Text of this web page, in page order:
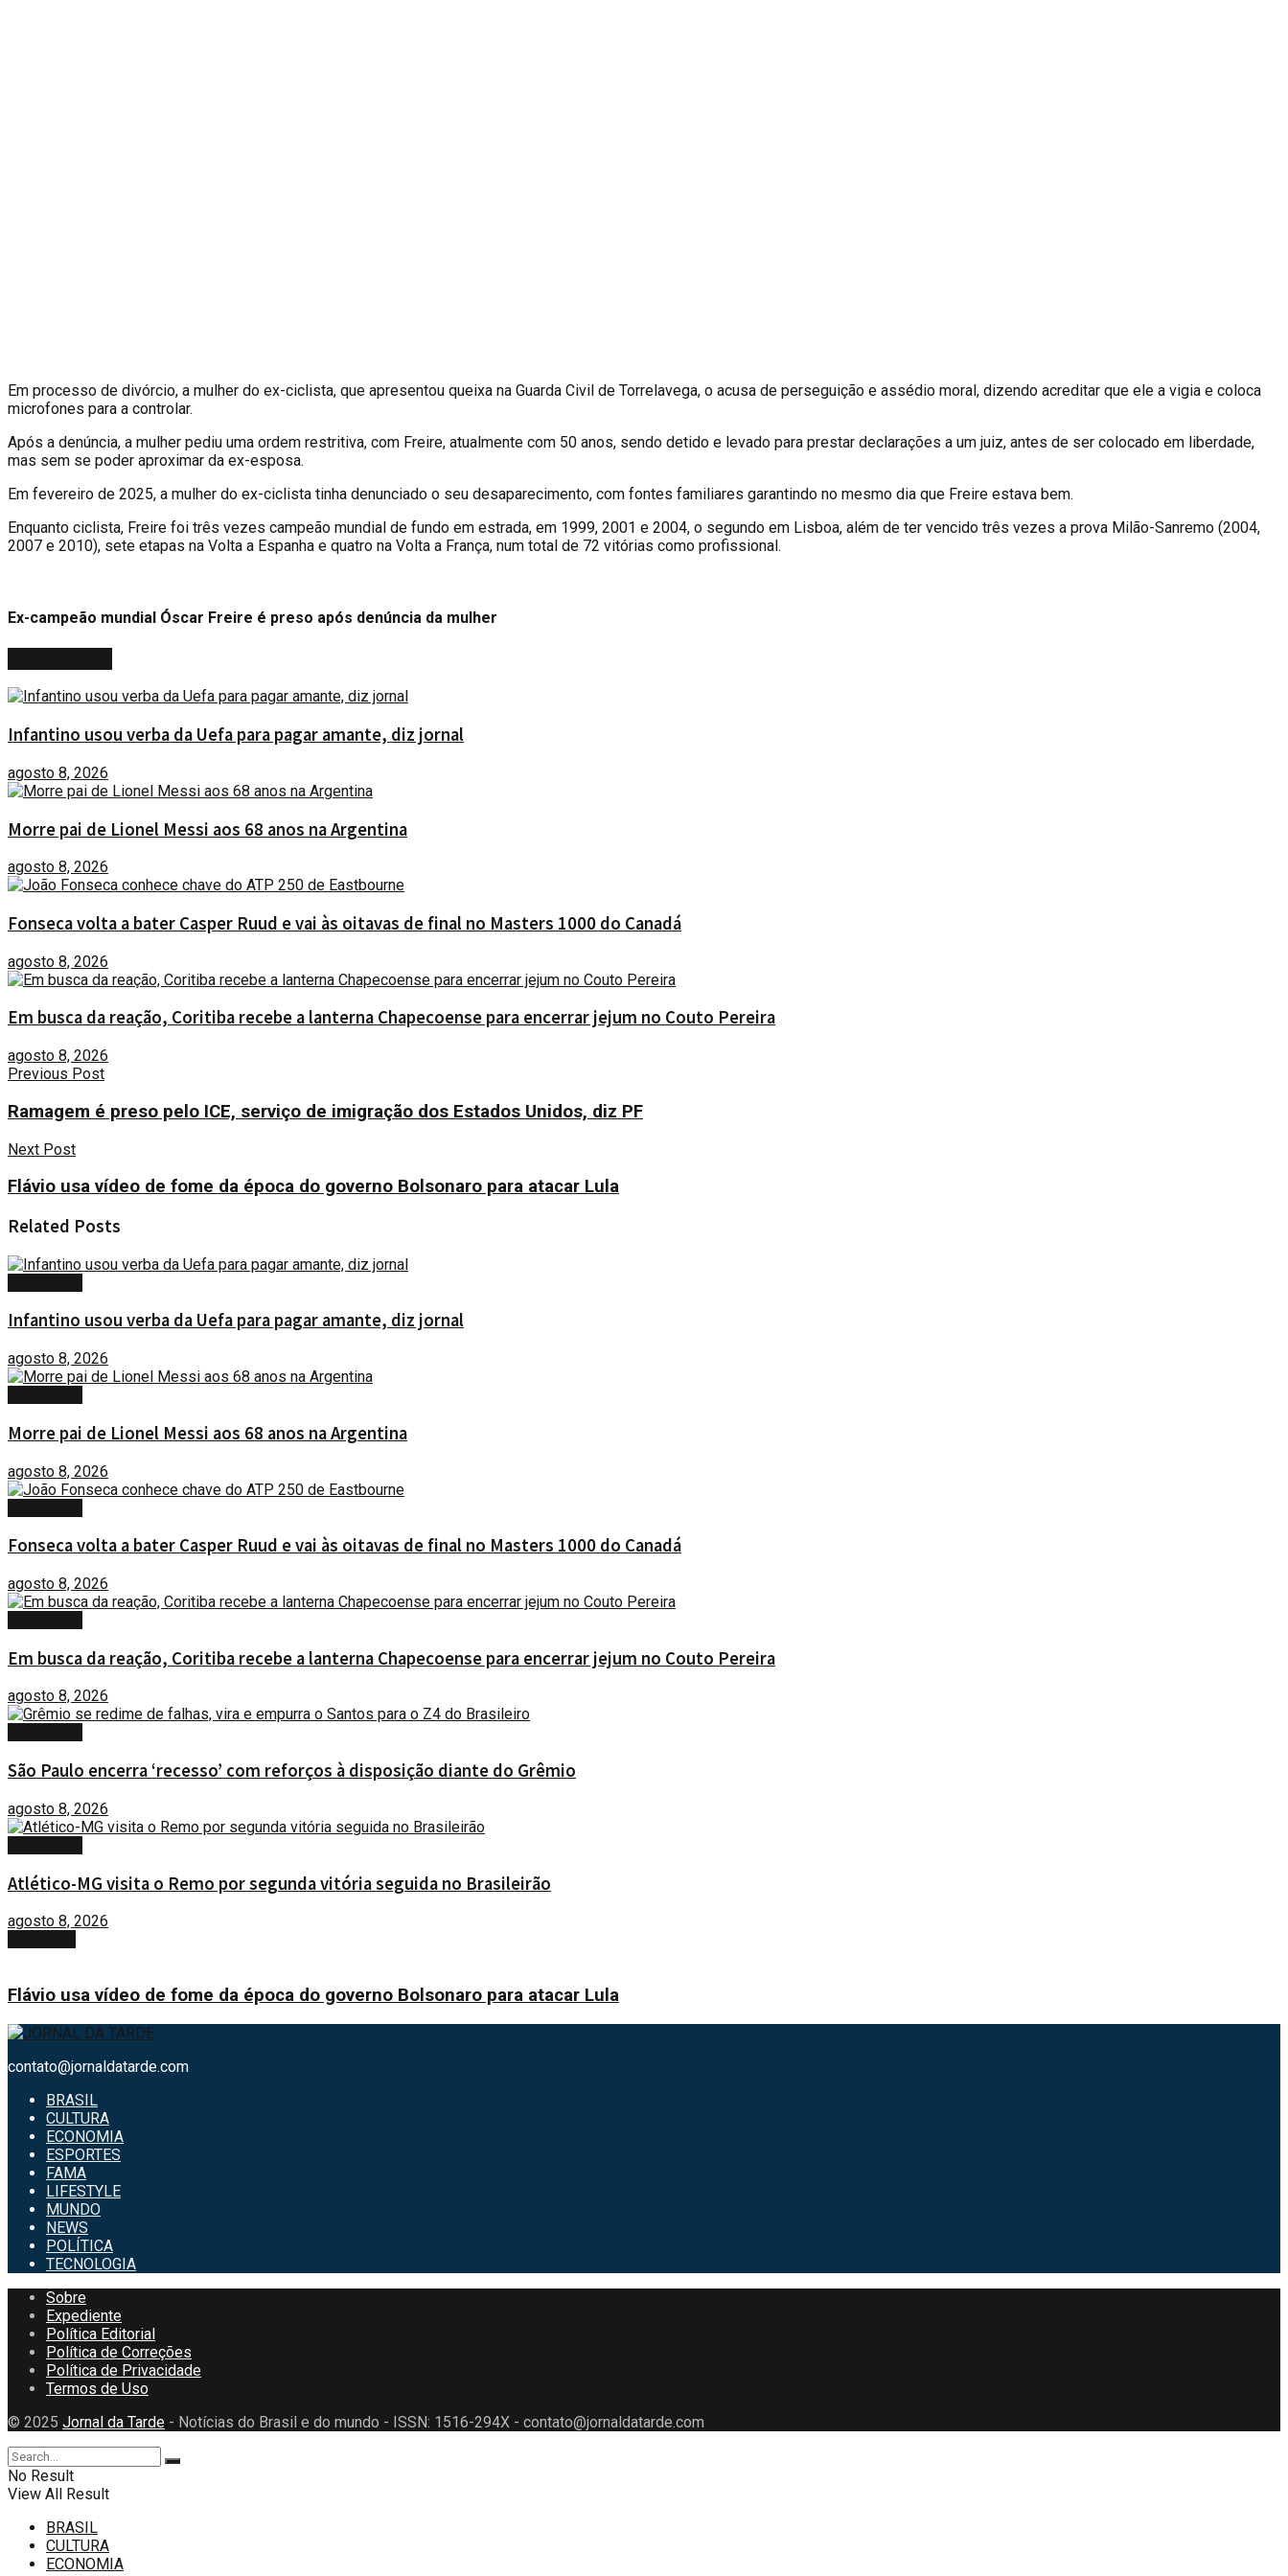
Em processo de divórcio, a mulher do ex-ciclista, que apresentou queixa na Guarda Civil de Torrelavega, o acusa de perseguição e assédio moral, dizendo acreditar que ele a vigia e coloca
microfones para a controlar.
Após a denúncia, a mulher pediu uma ordem restritiva, com Freire, atualmente com 50 anos, sendo detido e levado para prestar declarações a um juiz, antes de ser colocado em liberdade,
mas sem se poder aproximar da ex-esposa.
Em fevereiro de 2025, a mulher do ex-ciclista tinha denunciado o seu desaparecimento, com fontes familiares garantindo no mesmo dia que Freire estava bem.
Enquanto ciclista, Freire foi três vezes campeão mundial de fundo em estrada, em 1999, 2001 e 2004, o segundo em Lisboa, além de ter vencido três vezes a prova Milão-Sanremo (2004,
2007 e 2010), sete etapas na Volta a Espanha e quatro na Volta a França, num total de 72 vitórias como profissional.
Ex-campeão mundial Óscar Freire é preso após denúncia da mulher
Infantino usou verba da Uefa para pagar amante, diz jornal
agosto 8, 2026
Morre pai de Lionel Messi aos 68 anos na Argentina
agosto 8, 2026
Fonseca volta a bater Casper Ruud e vai às oitavas de final no Masters 1000 do Canadá
agosto 8, 2026
Em busca da reação, Coritiba recebe a lanterna Chapecoense para encerrar jejum no Couto Pereira
agosto 8, 2026
Previous Post
Ramagem é preso pelo ICE, serviço de imigração dos Estados Unidos, diz PF
Next Post
Flávio usa vídeo de fome da época do governo Bolsonaro para atacar Lula
Related Posts
Infantino usou verba da Uefa para pagar amante, diz jornal
agosto 8, 2026
Morre pai de Lionel Messi aos 68 anos na Argentina
agosto 8, 2026
Fonseca volta a bater Casper Ruud e vai às oitavas de final no Masters 1000 do Canadá
agosto 8, 2026
Em busca da reação, Coritiba recebe a lanterna Chapecoense para encerrar jejum no Couto Pereira
agosto 8, 2026
São Paulo encerra ‘recesso’ com reforços à disposição diante do Grêmio
agosto 8, 2026
Atlético-MG visita o Remo por segunda vitória seguida no Brasileirão
agosto 8, 2026
Flávio usa vídeo de fome da época do governo Bolsonaro para atacar Lula
contato@jornaldatarde.com
BRASIL
CULTURA
ECONOMIA
ESPORTES
FAMA
LIFESTYLE
MUNDO
NEWS
POLÍTICA
TECNOLOGIA
Sobre
Expediente
Política Editorial
Política de Correções
Política de Privacidade
Termos de Uso
© 2025 Jornal da Tarde - Notícias do Brasil e do mundo - ISSN: 1516-294X - contato@jornaldatarde.com
No Result
View All Result
BRASIL
CULTURA
ECONOMIA